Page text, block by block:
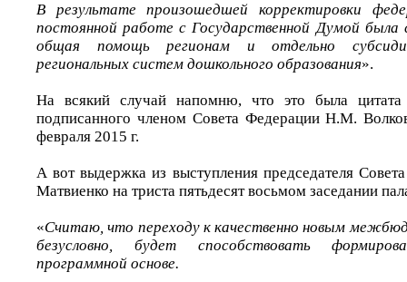
В результате произошедшей корректировки
постоянной работе с Государственной Думой была
общая помощь регионам и отдельно
региональных систем дошкольного образования».
На всякий случай напомню, что это была цитата
подписанного членом Совета Федерации Н.М.
февраля 2015 г.
А вот выдержка из выступления председателя
Матвиенко на триста пятьдесят восьмом заседании
«Считаю, что переходу к качественно новым
безусловно, будет способствовать
программной основе.